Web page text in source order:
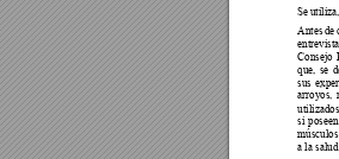
Se
Antes de
Consejo
que, se
sus
arroyos,
utilizados,
si
a la